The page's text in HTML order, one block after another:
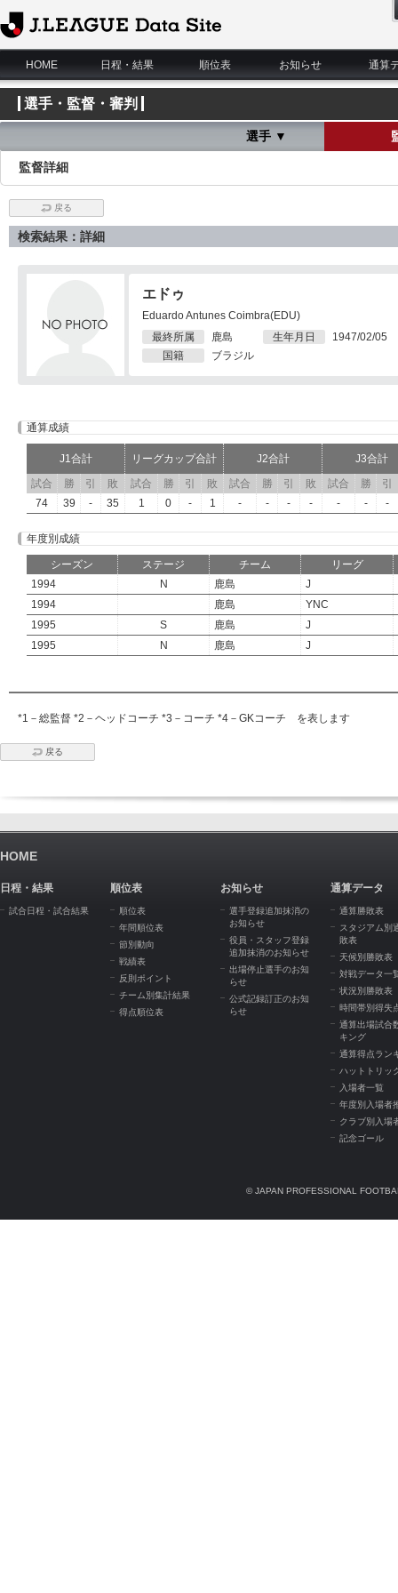
J.League Data Site
HOME
日程・結果 順位表 お知らせ 通算
選手・監督・審判
選手 ▼
監督詳細
戻る
検索結果：詳細
エドゥ
Eduardo Antunes Coimbra(EDU)
最終所属
鹿島
国籍
ブラジル
生年月日 1947/02/05
通算成績
J1合計 リーグカップ合計 J2合計
J3合計
試合
勝 引 敗 試合 勝 引 敗 試合 勝 引 敗 試合 勝
引
74
39 - 35 1 0 - 1 - - - - - - -
年度別成績
シーズン ステージ チーム
リーグ
1994
N 鹿島
J
1994
鹿島
YNC
1995
S 鹿島
J
1995
N 鹿島 J
*1－総監督 *2－ヘッドコーチ *3－コーチ *4－GKコーチ を表します
戻る
HOME
日程・結果
試合日程・試合結果
順位表
順位表
年間順位表
節別動向
戦績表
反則ポイント
チーム別集計結果
得点順位表
お知らせ
選手登録追加抹消の
お知らせ
役員・スタッフ登録
追加抹消のお知らせ
出場停止選手のお知
らせ
公式記録訂正のお知
らせ
通算データ
通算勝敗表
スタジアム別
敗表
天候別勝敗表
対戦データ一
状況別勝敗表
時間帯別得失
通算出場試合
キング
通算得点ラン
ハットトリッ
入場者一覧
年度別入場者
クラブ別入場
記念ゴール
© JAPAN PROFESSIONAL